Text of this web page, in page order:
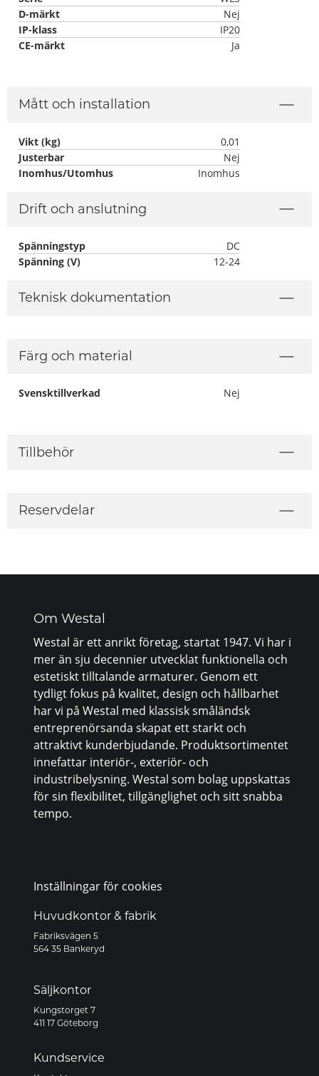
D-märkt
Nej
IP-klass
IP20
CE-märkt
Ja
Mått och installation
Vikt (kg)
0,01
Justerbar
Nej
Inomhus/Utomhus
Inomhus
Drift och anslutning
Spänningstyp
DC
Spänning (V)
12-24
Teknisk dokumentation
Färg och material
Svensktillverkad Nej
Tillbehör
Reservdelar
Om Westal
Westal är ett anrikt företag, startat 1947. Vi har i
mer än sju decennier utvecklat funktionella och
estetiskt tilltalande armaturer. Genom ett
tydligt fokus på kvalitet, design och hållbarhet
har vi på Westal med klassisk småländsk
entreprenörsanda skapat ett starkt och
attraktivt kunderbjudande. Produktsortimentet
innefattar interiör-, exteriör- och
industribelysning. Westal som bolag uppskattas
för sin flexibilitet, tillgänglighet och sitt snabba
tempo.
Inställningar för cookies
Huvudkontor & fabrik
Fabriksvägen 5
564 35 Bankeryd
Säljkontor
Kungstorget 7
411 17 Göteborg
Kundservice